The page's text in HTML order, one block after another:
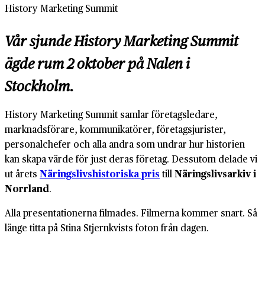
History Marketing Summit
Vår sjunde History Marketing Summit
ägde rum 2 oktober på Nalen i
Stockholm.
History Marketing Summit samlar företagsledare,
marknadsförare, kommunikatörer, företags­jurister,
personal­chefer och alla andra som undrar hur historien
kan skapa värde för just deras företag. Dessutom delade vi
ut årets Näringslivshistoriska pris tillNäringslivsarkiv i
Norrland.
Alla presentationerna filmades. Filmerna kommer snart. Så
länge titta på Stina Stjernkvists foton från dagen.